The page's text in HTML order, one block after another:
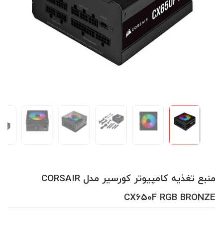
منبع تغذیه کامپیوتر کورسیر مدل CORSAIR
CX650F RGB BRONZE